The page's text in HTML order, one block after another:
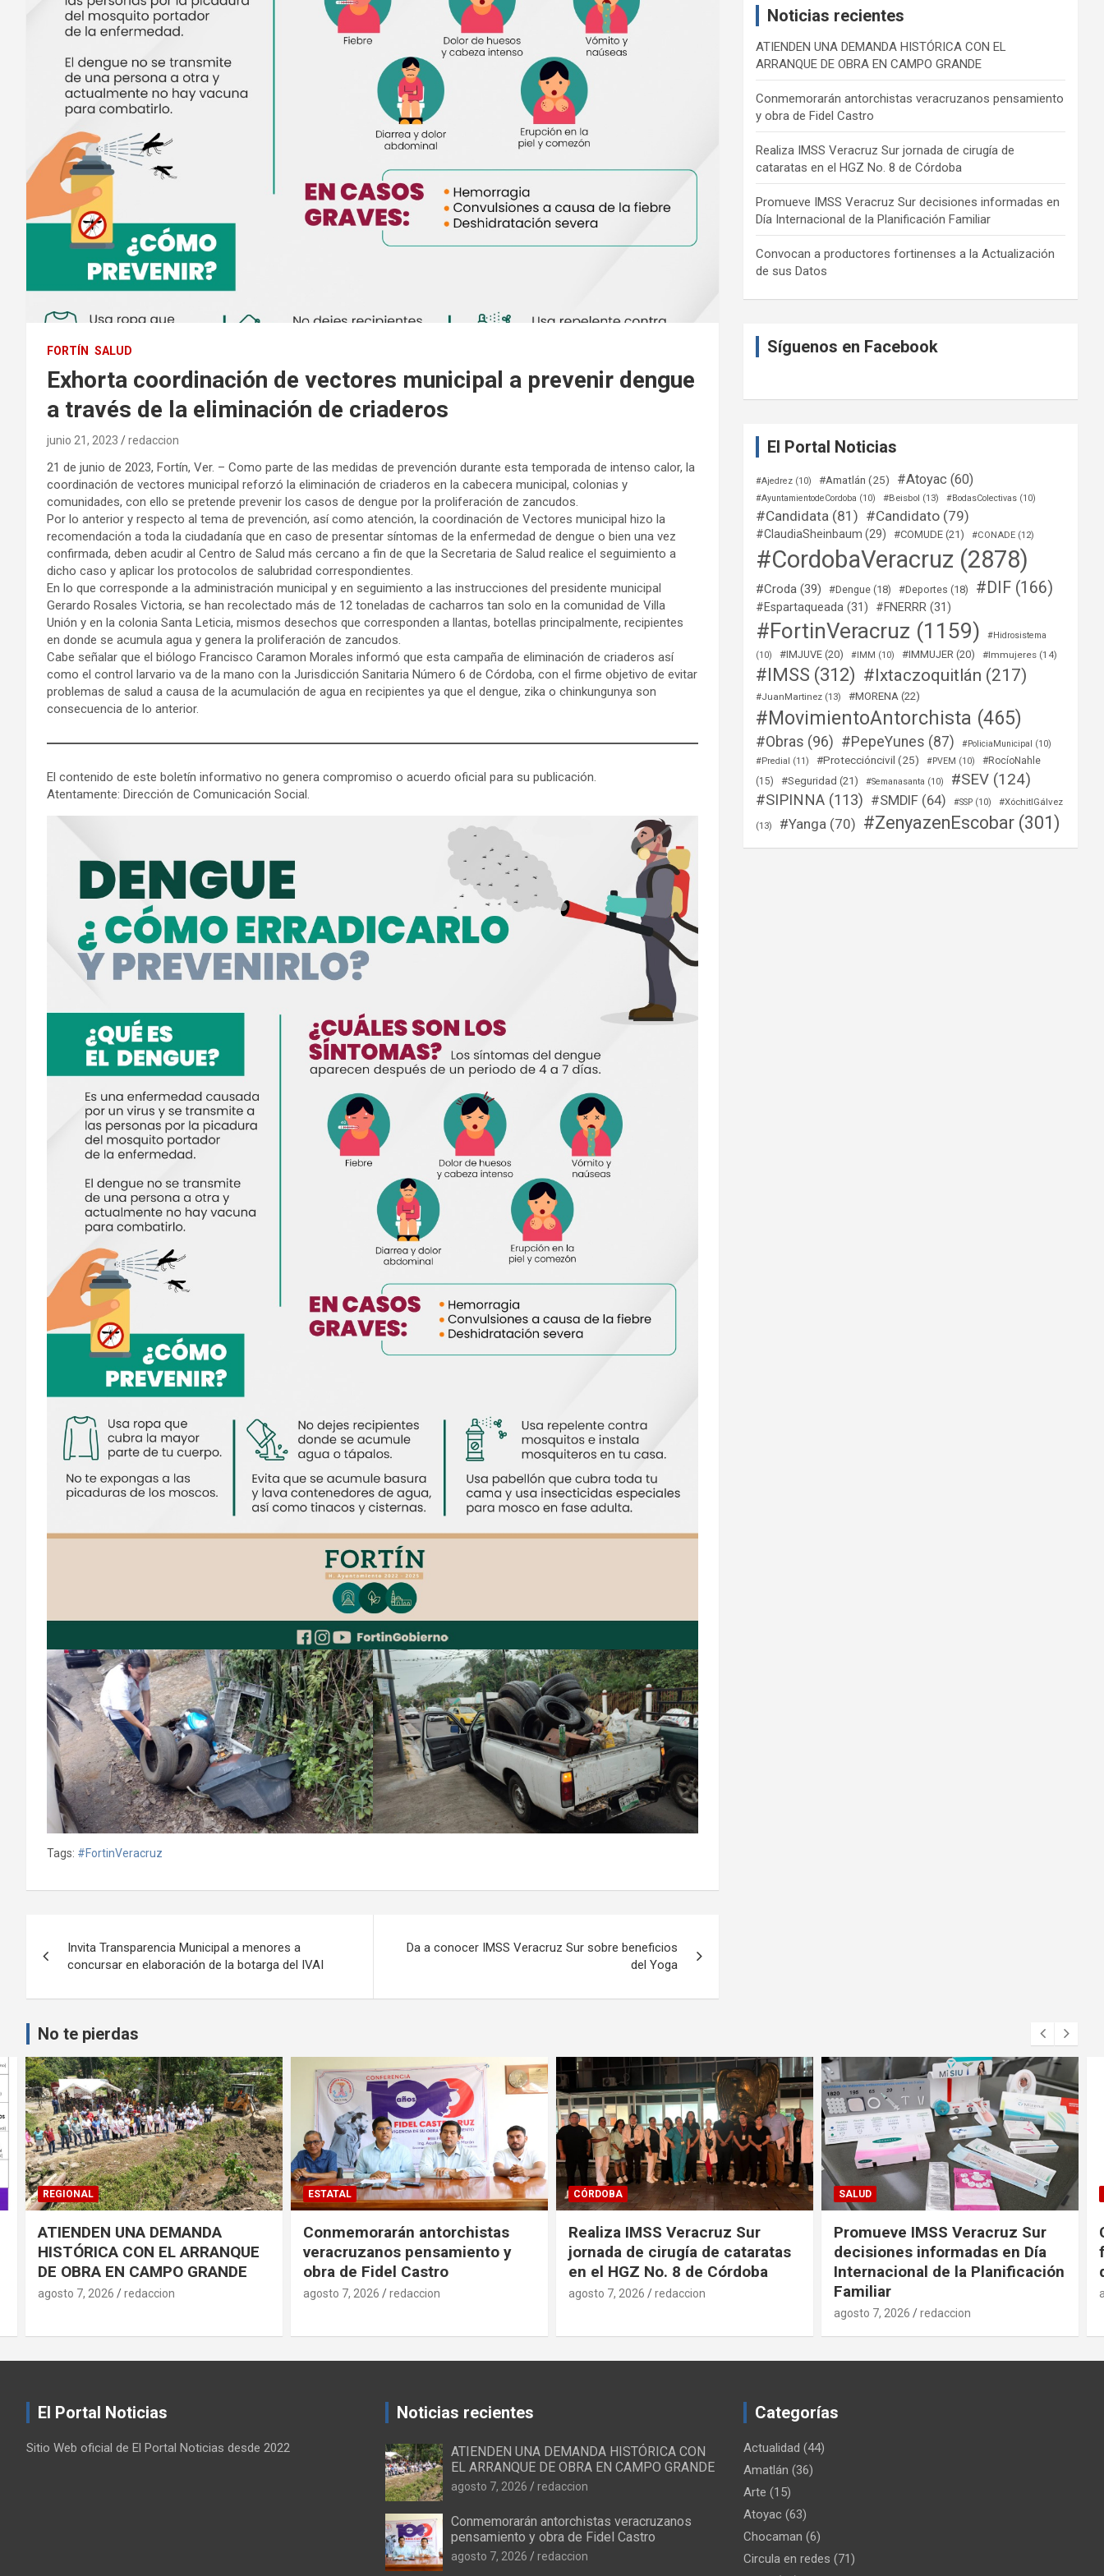
FORTÍN SALUD
Exhorta coordinación de vectores municipal a prevenir dengue
a través de la eliminación de criaderos
junio 21, 2023 redaccion
21 de junio de 2023, Fortín, Ver. – Como parte de las medidas de prevención durante esta temporada de intenso calor, la
coordinación de vectores municipal reforzó la eliminación de criaderos en la cabecera municipal, colonias y
comunidades, con ello se pretende prevenir los casos de dengue por la proliferación de zancudos.
Por lo anterior y respecto al tema de prevención, así como atención, la coordinación de Vectores municipal hizo la
recomendación a toda la ciudadanía que en caso de presentar síntomas de la enfermedad de dengue o bien una vez
confirmada, deben acudir al Centro de Salud más cercano a fin de que la Secretaria de Salud realice el seguimiento a
dicho caso y aplicar los protocolos de salubridad correspondientes.
En lo que corresponde a la administración municipal y en seguimiento a las instrucciones del presidente municipal
Gerardo Rosales Victoria, se han recolectado más de 12 toneladas de cacharros tan solo en la comunidad de Villa
Unión y en la colonia Santa Leticia, mismos desechos que corresponden a llantas, botellas principalmente, recipientes
en donde se acumula agua y genera la proliferación de zancudos.
Cabe señalar que el biólogo Francisco Caramon Morales informó que esta campaña de eliminación de criaderos así
como el control larvario va de la mano con la Jurisdicción Sanitaria Número 6 de Córdoba, con el firme objetivo de evitar
problemas de salud a causa de la acumulación de agua en recipientes ya que el dengue, zika o chinkungunya son
consecuencia de lo anterior.
El contenido de este boletín informativo no genera compromiso o acuerdo oficial para su publicación.
Atentamente: Dirección de Comunicación Social.
Tags: #FortinVeracruz
de
entradas
Invita Transparencia Municipal a menores a
concursar en elaboración de la botarga del IVAI
Da a conocer IMSS Veracruz Sur sobre beneficios
del Yoga
Noticias recientes
ATIENDEN UNA DEMANDA HISTÓRICA CON EL
ARRANQUE DE OBRA EN CAMPO GRANDE
Conmemorarán antorchistas veracruzanos pensamiento
y obra de Fidel Castro
Realiza IMSS Veracruz Sur jornada de cirugía de
cataratas en el HGZ No. 8 de Córdoba
Promueve IMSS Veracruz Sur decisiones informadas en
Día Internacional de la Planificación Familiar
Convocan a productores fortinenses a la Actualización
de sus Datos
Síguenos en Facebook
El Portal Noticias
#Ajedrez (10) #Amatlán (25) #Atoyac (60)
#AyuntamientodeCordoba (10) #Beisbol (13) #BodasColectivas (10)
#Candidata (81) #Candidato (79)
#ClaudiaSheinbaum (29) #COMUDE (21) #CONADE (12)
#CordobaVeracruz (2878)
#Croda (39) #Dengue (18) #Deportes (18) #DIF (166)
#Espartaqueada (31) #FNERRR (31)
#FortinVeracruz (1159)
#Hidrosistema
(10)
#IMJUVE (20) #IMM (10) #IMMUJER (20) #Immujeres (14)
#IMSS (312) #Ixtaczoquitlán (217)
#JuanMartinez (13) #MORENA (22)
#MovimientoAntorchista (465)
#Obras (96) #PepeYunes (87) #PoliciaMunicipal (10)
#Predial (11) #Proteccióncivil (25) #PVEM (10)
#RocíoNahle
(15)
#Seguridad (21) #Semanasanta (10) #SEV (124)
#SIPINNA (113) #SMDIF (64) #SSP (10) #XóchitlGálvez
(13) #Yanga (70) #ZenyazenEscobar (301)
No te pierdas
ESTATAL
Conmemorarán antorchistas
veracruzanos pensamiento y
obra de Fidel Castro
agosto 7, 2026 redaccion
CÓRDOBA
Realiza IMSS Veracruz Sur
jornada de cirugía de cataratas
en el HGZ No. 8 de Córdoba
agosto 7, 2026 redaccion
SALUD
Promueve IMSS Veracruz Sur
decisiones informadas en Día
Internacional de la Planificación
Familiar
FORTÍN
Convocan a productores
fortinenses a la Actualización
de sus Datos
agosto 7, 2026
El Portal Noticias
Sitio Web oficial de El Portal Noticias desde 2022
Noticias recientes
ATIENDEN UNA DEMANDA HISTÓRICA CON
EL ARRANQUE DE OBRA EN CAMPO GRANDE
agosto 7, 2026 redaccion
Conmemorarán antorchistas veracruzanos
pensamiento y obra de Fidel Castro
agosto 7, 2026 redaccion
Categorías
Actualidad (44)
Amatlán (36)
Arte (15)
Atoyac (63)
Chocaman (6)
Circula en redes (71)